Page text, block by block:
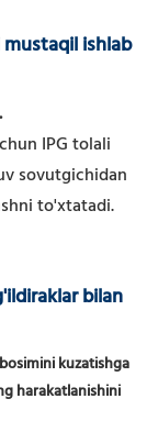
ishlab
IPG tolali
sovutgichidan
to'xtatadi.
bilan
kuzatishga
harakatlanishini